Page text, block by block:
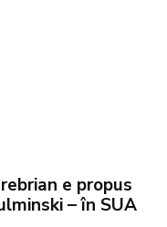
e propus
– în SUA